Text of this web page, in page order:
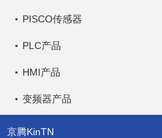
PISCO传感器
PLC产品
HMI产品
变频器产品
京腾KinTN